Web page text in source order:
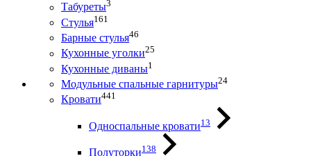
Табуреты3
Стулья161
Барные стулья46
Кухонные уголки25
Кухонные диваны1
Модульные спальные гарнитуры24
Кровати441
Односпальные кровати13
Полуторки138